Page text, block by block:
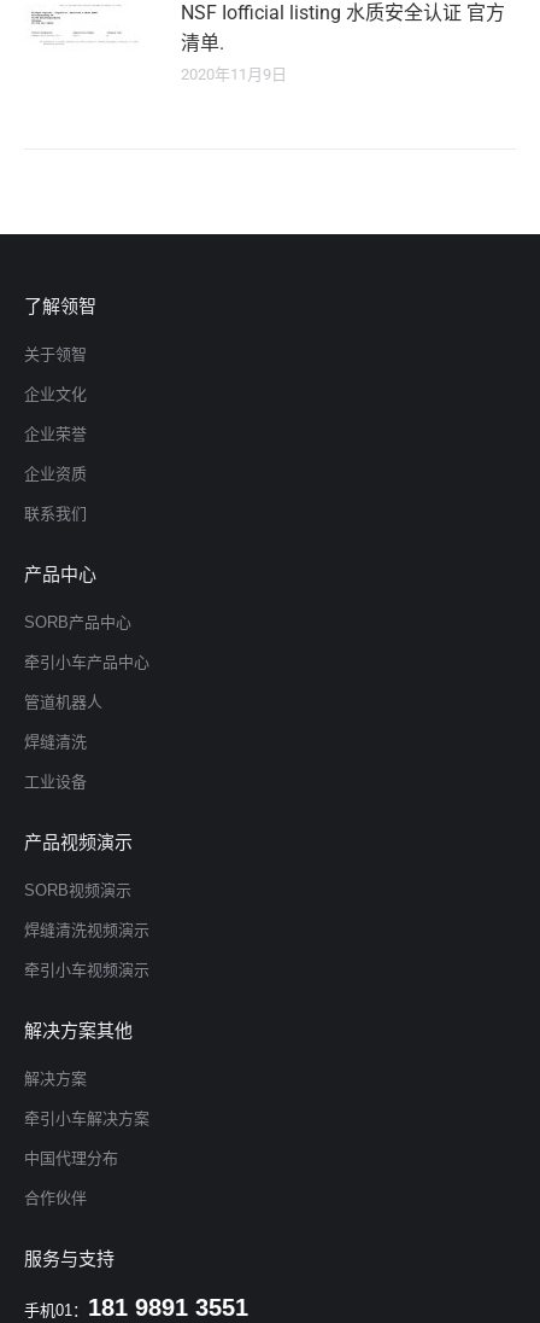
NSF Iofficial listing 水质安全认证 官方
清单.
2020年11月9日
了解领智
关于领智
企业文化
企业荣誉
企业资质
联系我们
产品中心
SORB产品中心
牵引小车产品中心
管道机器人
焊缝清洗
工业设备
产品视频演示
SORB视频演示
焊缝清洗视频演示
牵引小车视频演示
解决方案其他
解决方案
牵引小车解决方案
中国代理分布
合作伙伴
服务与支持
手机01： 181 9891 3551